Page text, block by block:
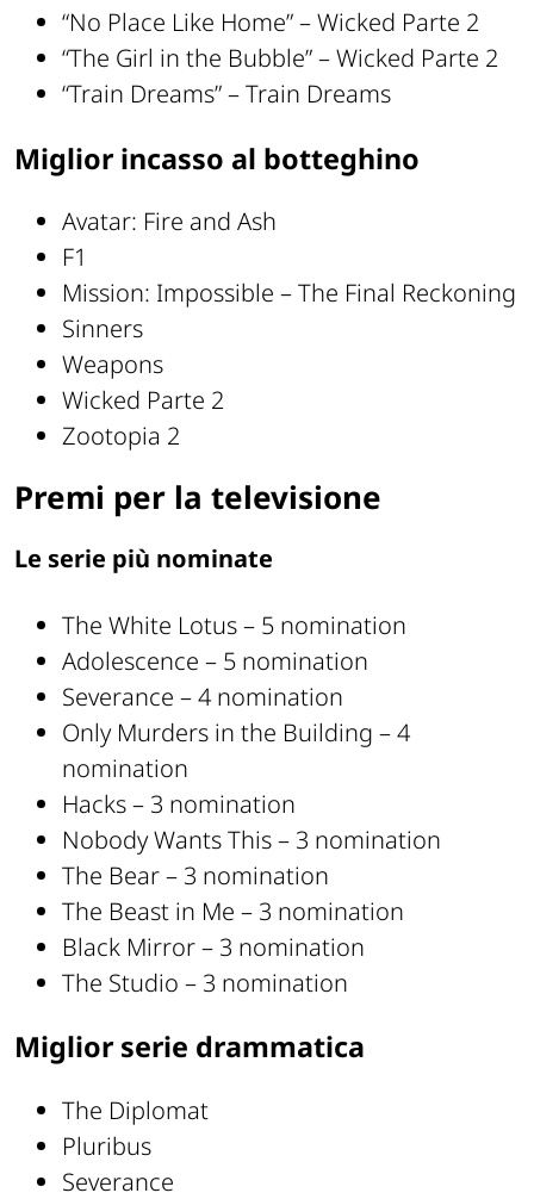
“No Place Like Home” – Wicked Parte 2
“The Girl in the Bubble” – Wicked Parte 2
“Train Dreams” – Train Dreams
Miglior incasso al botteghino
Avatar: Fire and Ash
F1
Mission: Impossible – The Final Reckoning
Sinners
Weapons
Wicked Parte 2
Zootopia 2
Premi per la televisione
Le serie più nominate
The White Lotus – 5 nomination
Adolescence – 5 nomination
Severance – 4 nomination
Only Murders in the Building – 4
nomination
Hacks – 3 nomination
Nobody Wants This – 3 nomination
The Bear – 3 nomination
The Beast in Me – 3 nomination
Black Mirror – 3 nomination
The Studio – 3 nomination
Miglior serie drammatica
The Diplomat
Pluribus
Severance